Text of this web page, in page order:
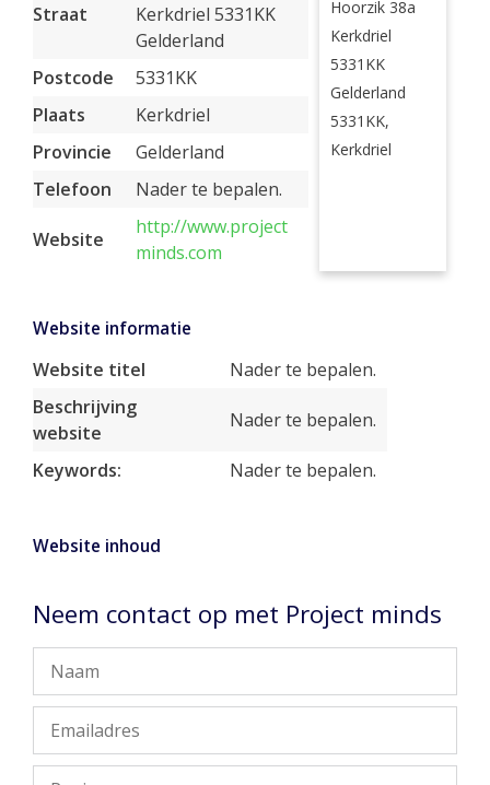
Straat
Kerkdriel 5331KK
Gelderland
Postcode
5331KK
Plaats
Kerkdriel
Provincie
Gelderland
Telefoon
Nader te bepalen.
Website
http://www.project
minds.com
Hoorzik 38a
Kerkdriel
5331KK
Gelderland
5331KK,
Kerkdriel
Website informatie
Website titel
Nader te bepalen.
Beschrijving
website
Nader te bepalen.
Keywords: Nader te bepalen.
Website inhoud
Neem contact op met Project minds